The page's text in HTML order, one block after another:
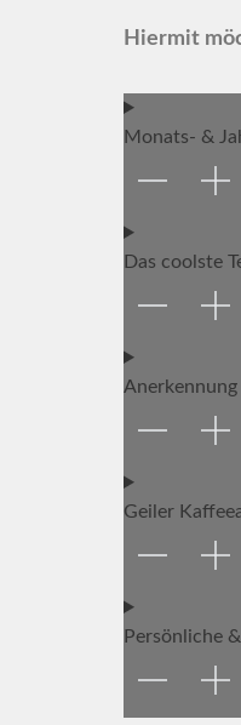
Hiermit
Monats- &
Das coolste
Geiler
Persönliche